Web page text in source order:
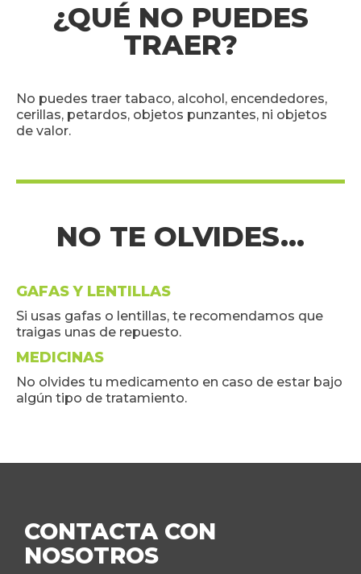
¿QUÉ NO PUEDES
TRAER?
No puedes traer tabaco, alcohol, encendedores,
cerillas, petardos, objetos punzantes, ni objetos
de valor.
NO TE OLVIDES...
GAFAS Y LENTILLAS
Si usas gafas o lentillas, te recomendamos que
traigas unas de repuesto.
MEDICINAS
No olvides tu medicamento en caso de estar bajo
algún tipo de tratamiento.
CONTACTA CON
NOSOTROS